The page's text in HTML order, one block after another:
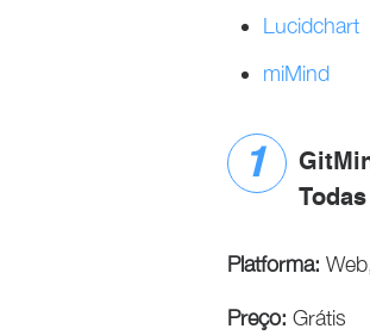
Lucidchart
miMind
Platforma:
Preço: Grátis